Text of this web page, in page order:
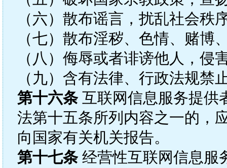
（六）散布谣言，扰乱社会秩
（七）散布淫秽、色情、赌
（八）侮辱或者诽谤他人，侵
（九）含有法律、行政法规禁
第十六条互联网信息服务提供
法第十五条所列内容之一的，
向国家有关机关报告。
第十七条经营性互联网信息服